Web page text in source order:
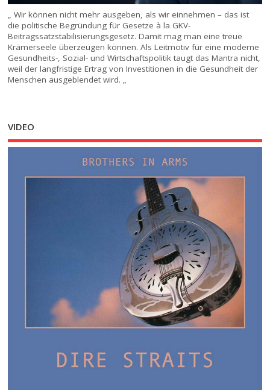
„ Wir können nicht mehr ausgeben, als wir einnehmen – das ist
die politische Begründung für Gesetze à la GKV-
Beitragssatzstabilisierungsgesetz. Damit mag man eine treue
Krämerseele überzeugen können. Als Leitmotiv für eine moderne
Gesundheits-, Sozial- und Wirtschaftspolitik taugt das Mantra nicht,
weil der langfristige Ertrag von Investitionen in die Gesundheit der
Menschen ausgeblendet wird. „
VIDEO